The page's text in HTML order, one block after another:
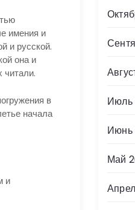
имения и
и русской.
она и
читали.
в
начала
и
Июль
Июнь
Май